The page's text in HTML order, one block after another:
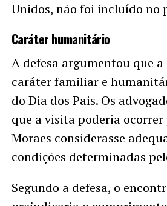
Unidos, não foi incluído no
Caráter humanitário
A defesa argumentou que
caráter familiar e
do Dia dos Pais. Os
que a visita poderia
Moraes considerasse
condições determinadas
Segundo a defesa, o